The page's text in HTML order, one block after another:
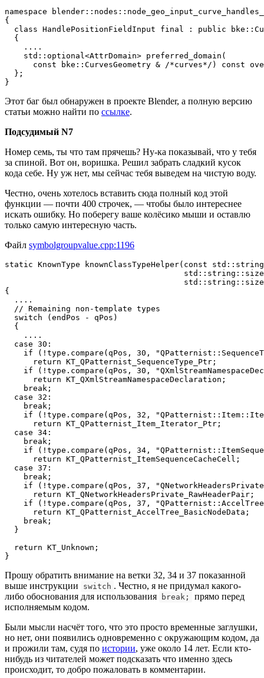
namespace
{
class HandlePositionFieldInput final : public
  {
    ....
    std::optional<AttrDomain> preferred_domain(
const bke::CurvesGeometry & /*curves*/) const
  };
}
Этот баг был обнаружен в проекте Blender, а полную версию
статьи можно найти по ссылке.
Подсудимый N7
Номер семь, ты что там прячешь? Ну-ка показывай, что у тебя
за спиной. Вот он, воришка. Решил забрать сладкий кусок
кода себе. Ну уж нет, мы сейчас тебя выведем на чистую воду.
Честно, очень хотелось вставить сюда полный код этой
функции — почти 400 строчек, — чтобы было интереснее
искать ошибку. Но поберегу ваше колёсико мыши и оставлю
только самую интересную часть.
Файл symbolgroupvalue.cpp:1196
static KnownType knownClassTypeHelper(const
{
  ....
  // Remaining non-template types
  switch (endPos - qPos)
  {
    ....
  case 30:
if (!type.compare(qPos, 30,
      return KT_QPatternist_SequenceType_Ptr;
if (!type.compare(qPos, 30,
      return KT_QXmlStreamNamespaceDeclaration;
    break;
  case 32:
break;
if (!type.compare(qPos, 32,
      return KT_QPatternist_Item_Iterator_Ptr;
  case 34:
break;
if (!type.compare(qPos, 34,
      return KT_QPatternist_ItemSequenceCacheCell;
  case 37:
break;
if (!type.compare(qPos, 37,
      return KT_QNetworkHeadersPrivate_RawHeaderPair;
if (!type.compare(qPos, 37,
      return KT_QPatternist_AccelTree_BasicNodeData;
    break;
  }
  return KT_Unknown;
}
Прошу обратить внимание на ветки 32, 34 и 37 показанной
выше инструкции
switch . Честно, я не придумал какого-
либо обоснования для использования
break;
прямо перед
исполняемым кодом.
Были мысли насчёт того, что это просто временные заглушки,
но нет, они появились одновременно с окружающим кодом, да
и прожили там, судя по истории, уже около 14 лет. Если кто-
нибудь из читателей может подсказать что именно здесь
происходит, то добро пожаловать в комментарии.